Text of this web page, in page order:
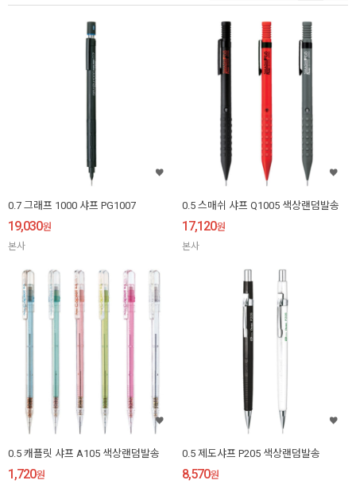
0.7 그래프 1000 샤프 PG1007
19,030원
본사
0.5 스매쉬 샤프 Q1005 색상랜덤발송
17,120원
본사
0.5 캐플릿 샤프 A105 색상랜덤발송
1,720원
0.5 제도샤프 P205 색상랜덤발송
8,570원